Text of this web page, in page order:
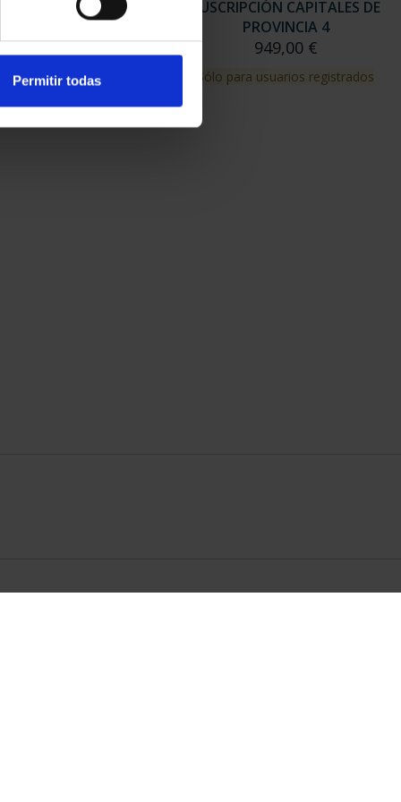
Permitir todas
CAPITALES DE
PROVINCIA 3
949,00 €
para usuarios registrados
SUSCRIPCIÓN CAPITALES DE
PROVINCIA 4
949,00 €
Sólo para usuarios registrados